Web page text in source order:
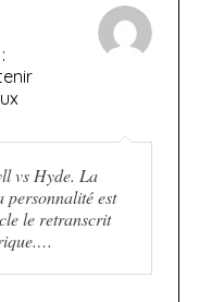
vs Hyde. La
personnalité est
le retranscrit